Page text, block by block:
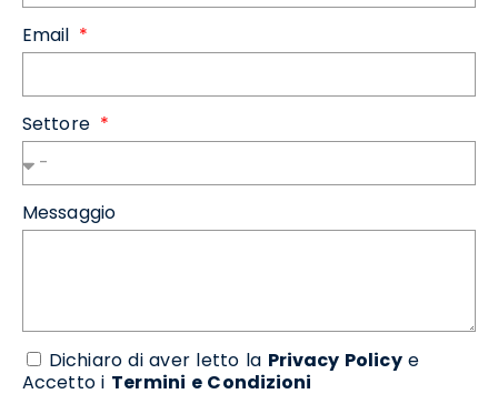
Email
Settore
Messaggio
Dichiaro di aver letto la Privacy Policye
Accetto i Termini e Condizioni